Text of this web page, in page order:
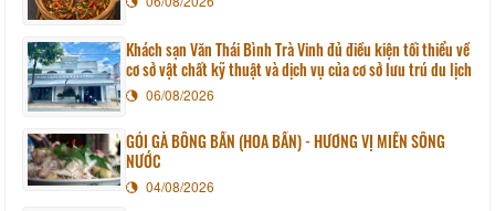
Khách sạn Văn Thái Bình Trà Vinh đủ điều kiện tối thiểu về
cơ sở vật chất kỹ thuật và dịch vụ của cơ sở lưu trú du lịch
06/08/2026
GỎI GÀ BÔNG BẦN (HOA BẦN) - HƯƠNG VỊ MIỀN SÔNG
NƯỚC
04/08/2026